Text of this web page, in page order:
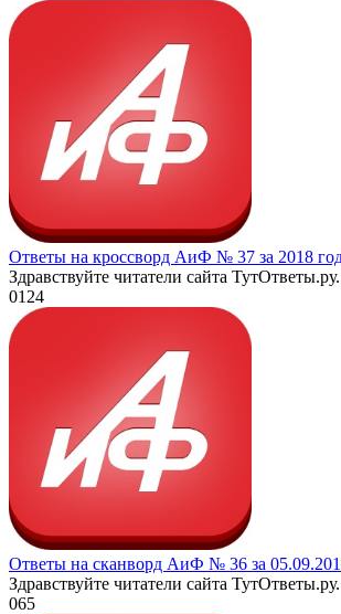
Ответы на кроссворд АиФ № 37 за 2018
Здравствуйте читатели сайта ТутОтветы.ру.
0124
Ответы на сканворд АиФ № 36 за
Здравствуйте читатели сайта ТутОтветы.ру.
065